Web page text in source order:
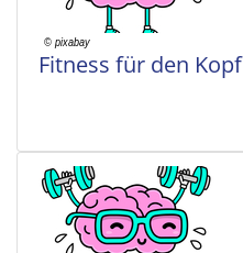
Fitness für den Kopf